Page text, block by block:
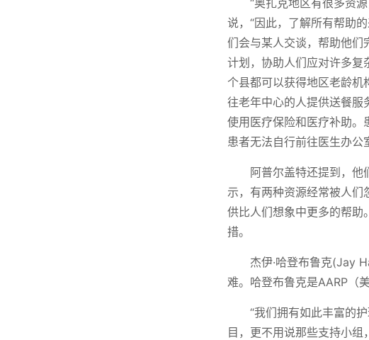
“奥扎克地区有很多资
说，“因此，了解所有帮助
们会与某人交谈，帮助他们
计划，协助人们应对许多
个县都可以获得地区老龄机
往老年中心的人提供送餐服
使用医疗保险和医疗补助。
患者无法自行前往医生办公
阿普尔盖特还提到，
示，有两种资源经常被人
供比人们想象中更多的帮助
措。
杰伊·哈登布鲁克(Jay
难。哈登布鲁克是AARP（
“我们拥有如此丰富的
目，更不用说那些支持小